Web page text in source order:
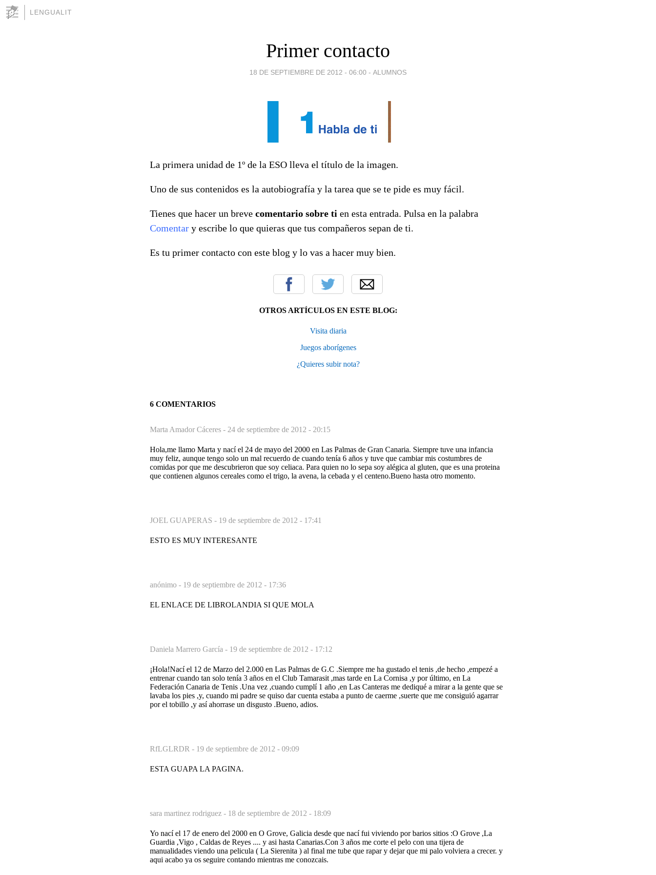
LENGUALIT
Primer contacto
18 DE SEPTIEMBRE DE 2012 - 06:00 - ALUMNOS
La primera unidad de 1º de la ESO lleva el título de la imagen.
Uno de sus contenidos es la autobiografía y la tarea que se te pide es muy fácil.
Tienes que hacer un breve comentario sobre ti en esta entrada. Pulsa en la palabra
Comentar y escribe lo que quieras que tus compañeros sepan de ti.
Es tu primer contacto con este blog y lo vas a hacer muy bien.
OTROS ARTÍCULOS EN ESTE BLOG:
Visita diaria
Juegos aborígenes
¿Quieres subir nota?
6 COMENTARIOS
Marta Amador Cáceres - 24 de septiembre de 2012 - 20:15
Hola,me llamo Marta y nací el 24 de mayo del 2000 en Las Palmas de Gran Canaria. Siempre tuve una infancia
muy feliz, aunque tengo solo un mal recuerdo de cuando tenía 6 años y tuve que cambiar mis costumbres de
comidas por que me descubrieron que soy celiaca. Para quien no lo sepa soy alégica al gluten, que es una proteina
que contienen algunos cereales como el trigo, la avena, la cebada y el centeno.Bueno hasta otro momento.
JOEL GUAPERAS - 19 de septiembre de 2012 - 17:41
ESTO ES MUY INTERESANTE
anónimo - 19 de septiembre de 2012 - 17:36
EL ENLACE DE LIBROLANDIA SI QUE MOLA
Daniela Marrero García - 19 de septiembre de 2012 - 17:12
¡Hola!Nací el 12 de Marzo del 2.000 en Las Palmas de G.C .Siempre me ha gustado el tenis ,de hecho ,empezé a
entrenar cuando tan solo tenía 3 años en el Club Tamarasit ,mas tarde en La Cornisa ,y por último, en La
Federación Canaria de Tenis .Una vez ,cuando cumplí 1 año ,en Las Canteras me dediqué a mirar a la gente que se
lavaba los pies ,y, cuando mi padre se quiso dar cuenta estaba a punto de caerme ,suerte que me consiguió agarrar
por el tobillo ,y así ahorrase un disgusto .Bueno, adios.
RfLGLRDR - 19 de septiembre de 2012 - 09:09
ESTA GUAPA LA PAGINA.
sara martinez rodriguez - 18 de septiembre de 2012 - 18:09
Yo nací el 17 de enero del 2000 en O Grove, Galicia desde que nací fui viviendo por barios sitios :O Grove ,La
Guardia ,Vigo , Caldas de Reyes .... y asi hasta Canarias.Con 3 años me corte el pelo con una tijera de
manualidades viendo una pelicula ( La Sierenita ) al final me tube que rapar y dejar que mi palo volviera a crecer. y
aqui acabo ya os seguire contando mientras me conozcais.